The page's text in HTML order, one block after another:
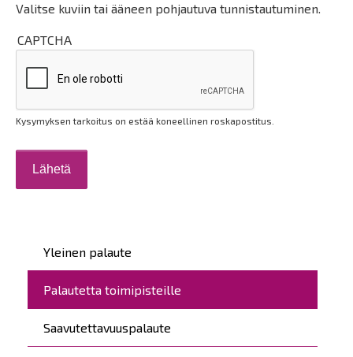
Päävalikko
Yleinen palaute
Palautetta toimipisteille
Saavutettavuuspalaute
Valitse kuviin tai ääneen pohjautuva tunnistautuminen.
CAPTCHA
Kysymyksen tarkoitus on estää koneellinen roskapostitus.